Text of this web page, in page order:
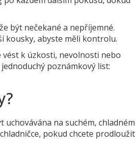
být nečekané a nepříjemné.
kousky, abyste měli kontrolu.
vést k úzkosti, nevolnosti nebo
poznámkový list:
uchovávána na suchém, chladném
pokud chcete prodloužit